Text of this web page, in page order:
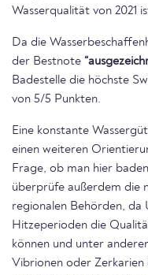
Wasserqualität von 2021
Da die
der Bestnote
Badestelle die höchste
von 5/5 Punkten.
Eine konstante
einen weiteren
Frage, ob man hier
überprüfe außerdem die
regionalen Behörden, da
Hitzeperioden die
können und unter
Vibrionen oder Zerkarien